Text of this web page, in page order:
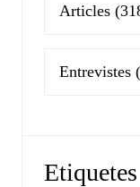
Articles
Entrevistes